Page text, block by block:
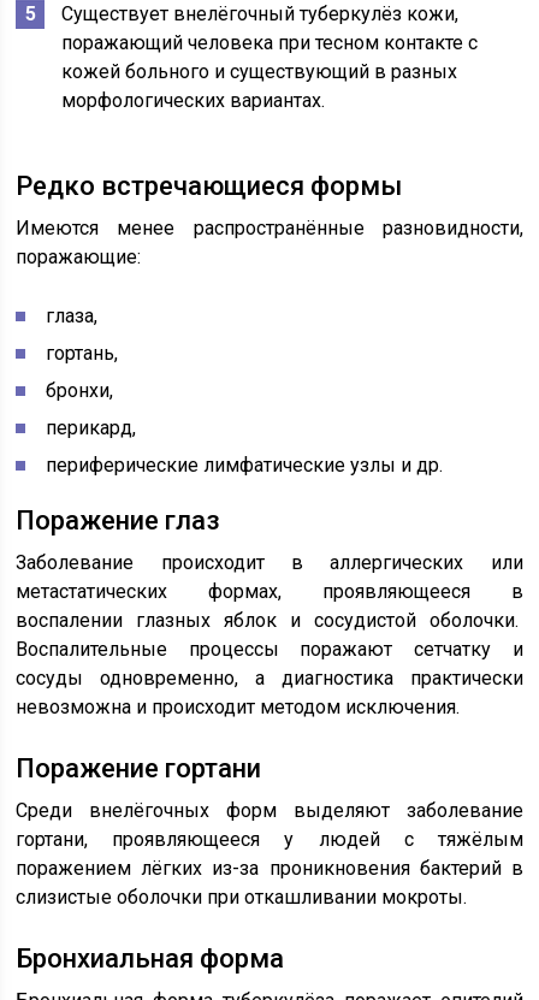
Существует внелёгочный туберкулёз кожи,
поражающий человека при тесном контакте с
кожей больного и существующий в разных
морфологических вариантах.
Редко встречающиеся формы
Имеются менее распространённые разновидности,
поражающие:
глаза,
гортань,
бронхи,
перикард,
периферические лимфатические узлы и др.
Поражение глаз
Заболевание происходит в аллергических или
метастатических формах, проявляющееся в
воспалении глазных яблок и сосудистой оболочки.
Воспалительные процессы поражают сетчатку и
сосуды одновременно, а диагностика практически
невозможна и происходит методом исключения.
Поражение гортани
Среди внелёгочных форм выделяют заболевание
гортани, проявляющееся у людей с тяжёлым
поражением лёгких из-за проникновения бактерий в
слизистые оболочки при откашливании мокроты.
Бронхиальная форма